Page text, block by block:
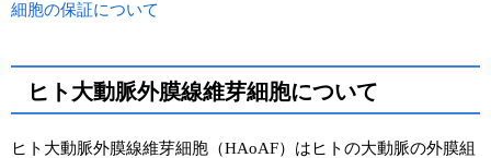
細胞の保証について
ヒト大動脈外膜線維芽細胞について
ヒト大動脈外膜線維芽細胞（HAoAF）はヒトの大動脈の外膜組